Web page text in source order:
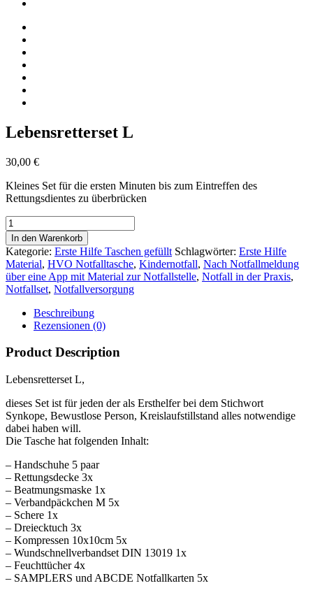
Lebensretterset L
30,00 €
Kleines Set für die ersten Minuten bis zum Eintreffen des
Rettungsdientes zu überbrücken
Lebensretterset
L
Menge
In den Warenkorb
Kategorie: Erste Hilfe Taschen gefüllt Schlagwörter: Erste Hilfe
Material, HVO Notfalltasche, Kindernotfall, Nach Notfallmeldung
über eine App mit Material zur Notfallstelle, Notfall in der Praxis,
Notfallset, Notfallversorgung
Beschreibung
Rezensionen (0)
Product Description
Lebensretterset L,
dieses Set ist für jeden der als Ersthelfer bei dem Stichwort
Synkope, Bewustlose Person, Kreislaufstillstand alles notwendige
dabei haben will.
Die Tasche hat folgenden Inhalt:
– Handschuhe 5 paar
– Rettungsdecke 3x
– Beatmungsmaske 1x
– Verbandpäckchen M 5x
– Schere 1x
– Dreiecktuch 3x
– Kompressen 10x10cm 5x
– Wundschnellverbandset DIN 13019 1x
– Feuchttücher 4x
– SAMPLERS und ABCDE Notfallkarten 5x